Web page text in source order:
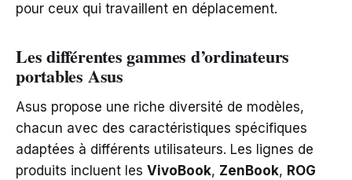
pour ceux qui travaillent en déplacement.
Les différentes gammes d’ordinateurs
portables Asus
Asus propose une riche diversité de modèles,
chacun avec des caractéristiques spécifiques
adaptées à différents utilisateurs. Les lignes de
produits incluent les VivoBook, ZenBook, ROG